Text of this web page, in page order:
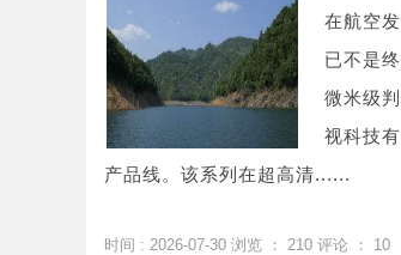
在航空
已不是
微米级
视科技
产品线。该系列在超高清......
时间 : 2026-07-30 浏览 ： 210 评论 ： 10